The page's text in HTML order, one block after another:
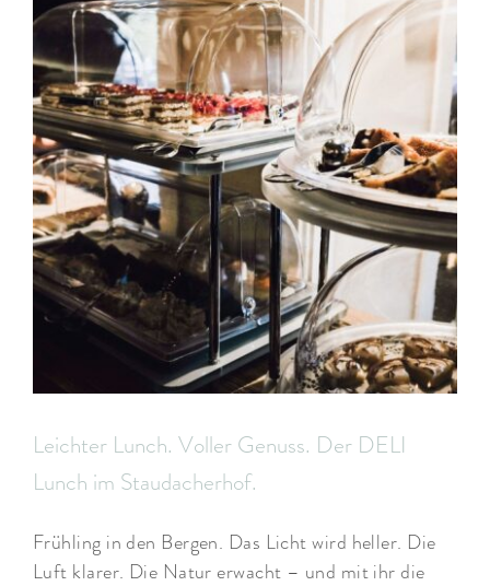
Leichter Lunch. Voller Genuss. Der DELI
Lunch im Staudacherhof.
Frühling in den Bergen. Das Licht wird heller. Die
Luft klarer. Die Natur erwacht – und mit ihr die